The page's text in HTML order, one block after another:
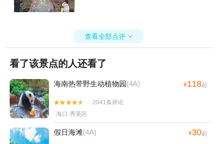
查看全部点评 
看了该景点的人还看了
海南热带野生动植物园(4A) ¥118起


2041条评论
海口·秀英区
假日海滩(4A) ¥30起